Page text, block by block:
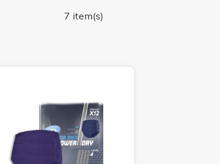
7 item(s)